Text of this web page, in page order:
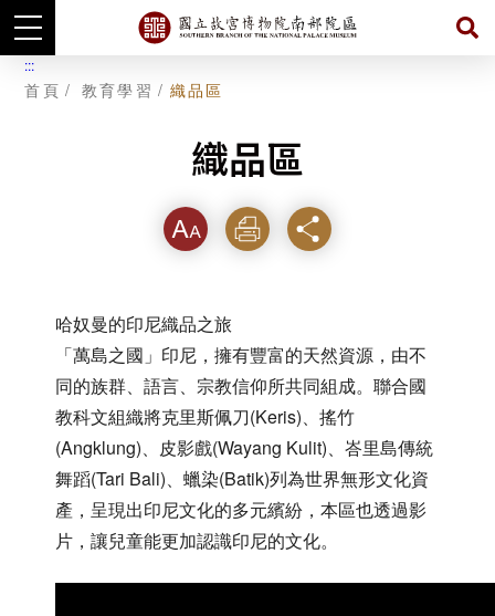
跳 :::
首頁 教育學習 織品區
織品區
字級 列印 分享
哈奴曼的印尼織品之旅
「萬島之國」印尼，擁有豐富的天然資源，由不
同的族群、語言、宗教信仰所共同組成。聯合國
教科文組織將克里斯佩刀(Keris)、搖竹
(Angklung)、皮影戲(Wayang Kulit)、峇里島傳統
舞蹈(Tari Bali)、蠟染(Batik)列為世界無形文化資
產，呈現出印尼文化的多元繽紛，本區也透過影
片，讓兒童能更加認識印尼的文化。